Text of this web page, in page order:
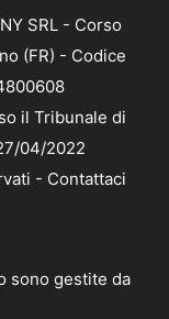
SRL - Corso
(FR) - Codice
il Tribunale di
04/2022
- Contattaci
sono gestite da